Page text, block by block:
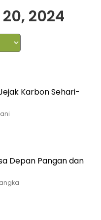
2024
Karbon Sehari-
Depan Pangan dan